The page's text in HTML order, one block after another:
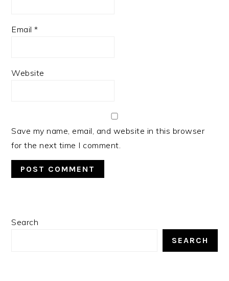
Email*
Website
Save my name, email, and website in this browser
for the next time I comment.
PRIMARY
Search
SEARCH